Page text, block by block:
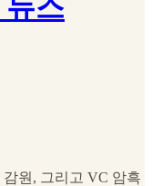
뉴스
원, 그리고 VC 암흑